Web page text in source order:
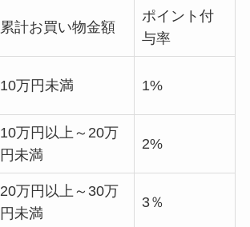
累計お買い物金額
ポイント付
与率
10万円未満 1%
10万円以上～20万
円未満
2%
20万円以上～30万
円未満
3％